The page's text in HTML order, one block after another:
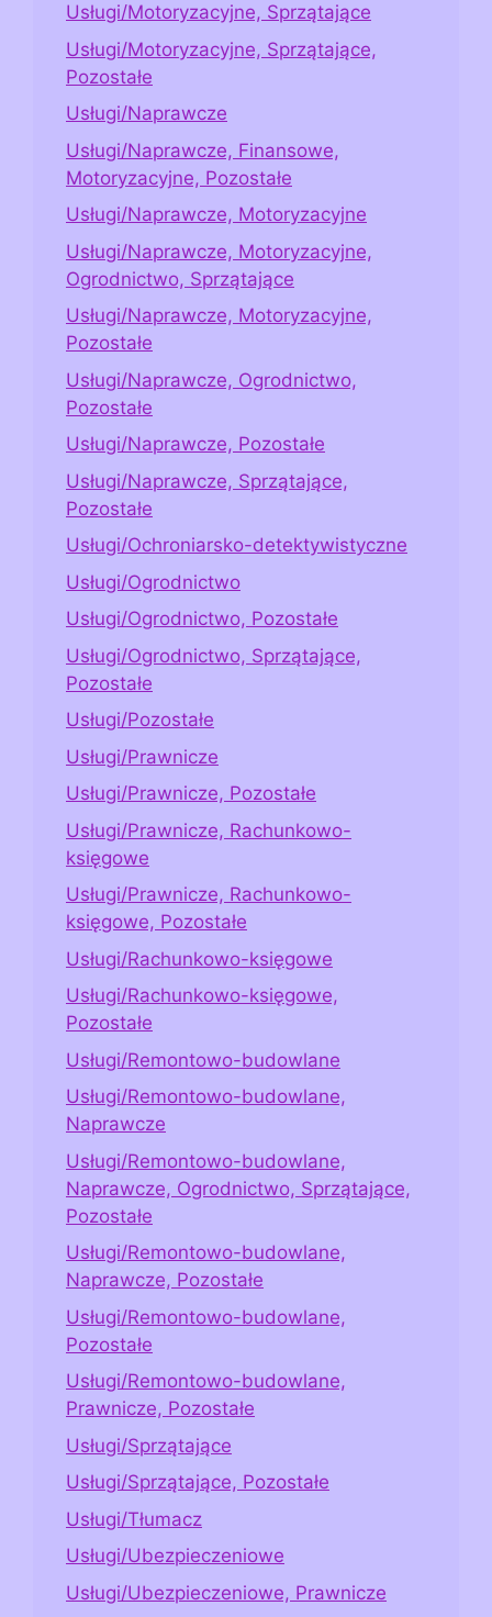
Usługi/Motoryzacyjne, Sprzątające
Usługi/Motoryzacyjne, Sprzątające,
Pozostałe
Usługi/Naprawcze
Usługi/Naprawcze, Finansowe,
Motoryzacyjne, Pozostałe
Usługi/Naprawcze, Motoryzacyjne
Usługi/Naprawcze, Motoryzacyjne,
Ogrodnictwo, Sprzątające
Usługi/Naprawcze, Motoryzacyjne,
Pozostałe
Usługi/Naprawcze, Ogrodnictwo,
Pozostałe
Usługi/Naprawcze, Pozostałe
Usługi/Naprawcze, Sprzątające,
Pozostałe
Usługi/Ochroniarsko-detektywistyczne
Usługi/Ogrodnictwo
Usługi/Ogrodnictwo, Pozostałe
Usługi/Ogrodnictwo, Sprzątające,
Pozostałe
Usługi/Pozostałe
Usługi/Prawnicze
Usługi/Prawnicze, Pozostałe
Usługi/Prawnicze, Rachunkowo-
księgowe
Usługi/Prawnicze, Rachunkowo-
księgowe, Pozostałe
Usługi/Rachunkowo-księgowe
Usługi/Rachunkowo-księgowe,
Pozostałe
Usługi/Remontowo-budowlane
Usługi/Remontowo-budowlane,
Naprawcze
Usługi/Remontowo-budowlane,
Naprawcze, Ogrodnictwo, Sprzątające,
Pozostałe
Usługi/Remontowo-budowlane,
Naprawcze, Pozostałe
Usługi/Remontowo-budowlane,
Pozostałe
Usługi/Remontowo-budowlane,
Prawnicze, Pozostałe
Usługi/Sprzątające
Usługi/Sprzątające, Pozostałe
Usługi/Tłumacz
Usługi/Ubezpieczeniowe
Usługi/Ubezpieczeniowe, Prawnicze